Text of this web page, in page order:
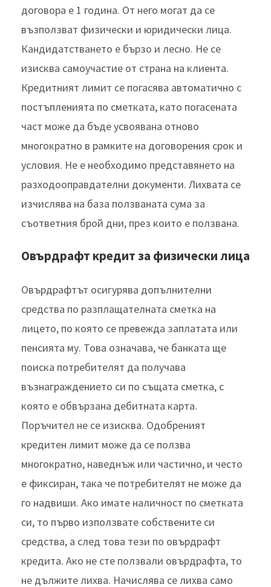
договора е 1 година. От него могат да се
възползват физически и юридически лица.
Кандидатстването е бързо и лесно. Не се
изисква самоучастие от страна на клиента.
Кредитният лимит се погасява автоматично с
постъпленията по сметката, като погасената
част може да бъде усвоявана отново
многократно в рамките на договорения срок и
условия. Не е необходимо представянето на
разходооправдателни документи. Лихвата се
изчислява на база ползваната сума за
съответния брой дни, през които е ползвана.
Овърдрафт кредит за физически лица
Овърдрафтът осигурява допълнителни
средства по разплащателната сметка на
лицето, по която се превежда заплатата или
пенсията му. Това означава, че банката ще
поиска потребителят да получава
възнаграждението си по същата сметка, с
която е обвързана дебитната карта.
Поръчител не се изисква. Одобреният
кредитен лимит може да се ползва
многократно, наведнъж или частично, и често
е фиксиран, така че потребителят не може да
го надвиши. Ако имате наличност по сметката
си, то първо използвате собствените си
средства, а след това тези по овърдрафт
кредита. Ако не сте ползвали овърдрафта, то
не дължите лихва. Начислява се лихва само